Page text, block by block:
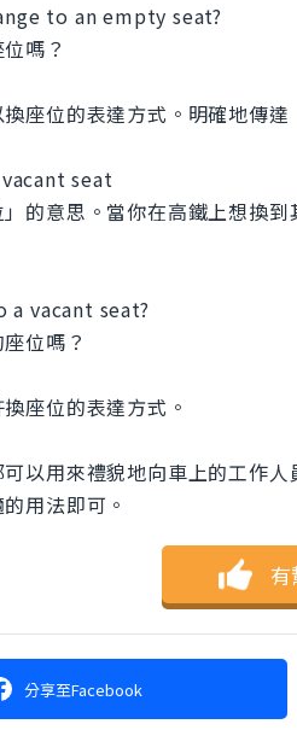
to an empty seat?
嗎？
座位的表達方式。明確地傳達
seat
」的意思。當你在高鐵上想換
vacant seat?
位嗎？
座位的表達方式。
以用來禮貌地向車上的工作
用法即可。
有
分享至Facebook